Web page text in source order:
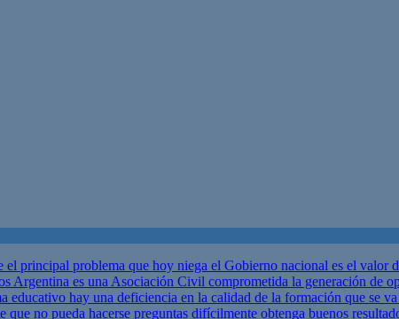
el principal problema que hoy niega el Gobierno nacional es el valor
Argentina es una Asociación Civil comprometida la generación de
educativo hay una deficiencia en la calidad de la formación que se
no pueda hacerse preguntas difícilmente obtenga buenos